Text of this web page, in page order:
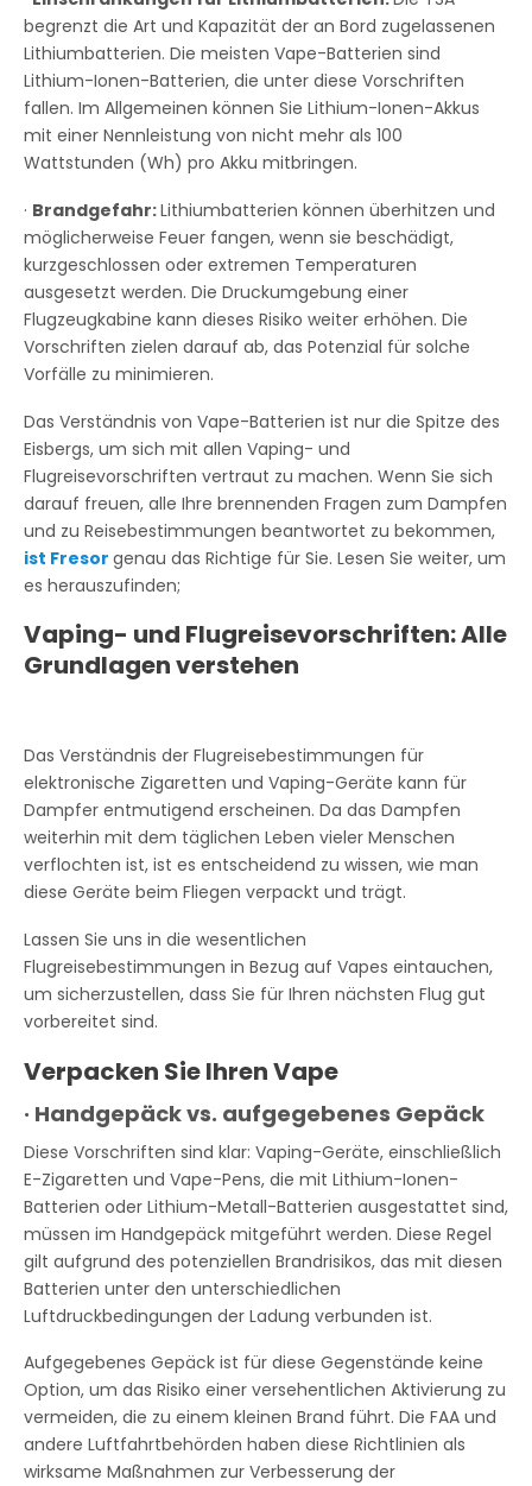
begrenzt die Art und Kapazität der an Bord zugelassenen
Lithiumbatterien. Die meisten Vape-Batterien sind
Lithium-Ionen-Batterien, die unter diese Vorschriften
fallen. Im Allgemeinen können Sie Lithium-Ionen-Akkus
mit einer Nennleistung von nicht mehr als 100
Wattstunden (Wh) pro Akku mitbringen.
· Brandgefahr:Lithiumbatterien können überhitzen und
möglicherweise Feuer fangen, wenn sie beschädigt,
kurzgeschlossen oder extremen Temperaturen
ausgesetzt werden. Die Druckumgebung einer
Flugzeugkabine kann dieses Risiko weiter erhöhen. Die
Vorschriften zielen darauf ab, das Potenzial für solche
Vorfälle zu minimieren.
Das Verständnis von Vape-Batterien ist nur die Spitze des
Eisbergs, um sich mit allen Vaping- und
Flugreisevorschriften vertraut zu machen. Wenn Sie sich
darauf freuen, alle Ihre brennenden Fragen zum Dampfen
und zu Reisebestimmungen beantwortet zu bekommen,
ist Fresor genau das Richtige für Sie. Lesen Sie weiter, um
es herauszufinden;
Vaping- und Flugreisevorschriften: Alle
Grundlagen verstehen
Das Verständnis der Flugreisebestimmungen für
elektronische Zigaretten und Vaping-Geräte kann für
Dampfer entmutigend erscheinen. Da das Dampfen
weiterhin mit dem täglichen Leben vieler Menschen
verflochten ist, ist es entscheidend zu wissen, wie man
diese Geräte beim Fliegen verpackt und trägt.
Lassen Sie uns in die wesentlichen
Flugreisebestimmungen in Bezug auf Vapes eintauchen,
um sicherzustellen, dass Sie für Ihren nächsten Flug gut
vorbereitet sind.
Verpacken Sie Ihren Vape
· Handgepäck vs. aufgegebenes Gepäck
Diese Vorschriften sind klar: Vaping-Geräte, einschließlich
E-Zigaretten und Vape-Pens, die mit Lithium-Ionen-
Batterien oder Lithium-Metall-Batterien ausgestattet sind,
müssen im Handgepäck mitgeführt werden. Diese Regel
gilt aufgrund des potenziellen Brandrisikos, das mit diesen
Batterien unter den unterschiedlichen
Luftdruckbedingungen der Ladung verbunden ist.
Aufgegebenes Gepäck ist für diese Gegenstände keine
Option, um das Risiko einer versehentlichen Aktivierung zu
vermeiden, die zu einem kleinen Brand führt. Die FAA und
andere Luftfahrtbehörden haben diese Richtlinien als
wirksame Maßnahmen zur Verbesserung der